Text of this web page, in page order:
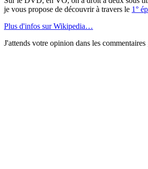
je vous propose de découvrir à travers le 1°
Plus d'infos sur Wikipedia…
J'attends votre opinion dans les commentaires